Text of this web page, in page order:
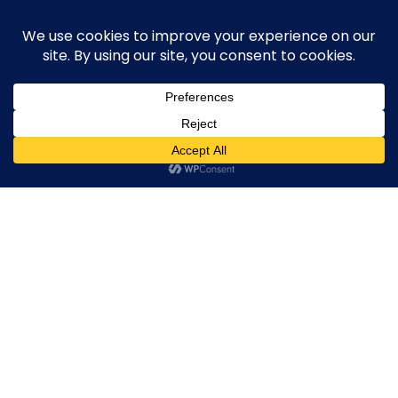
content
execute-stylife.com
upload it including a road bike of l1stylish and
other hobbies
O
O
E
20170506_055006171_iOS
20170506_055006171_iOS
l1stylish20170506_055006171_iOS
0 Comments